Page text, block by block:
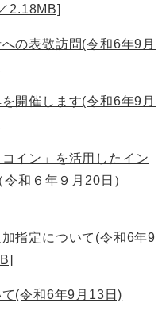
2.18MB]
の表敬訪問(令和6年9月
開催します(令和6年9月
イン」を活用したイン
和６年９月20日）
指定について(令和6年9
(令和6年9月13日)